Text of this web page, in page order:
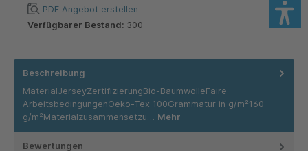
PDF Angebot erstellen
Verfügbarer Bestand: 300
Beschreibung
MaterialJerseyZertifizierungBio-BaumwolleFaire
ArbeitsbedingungenOeko-Tex 100Grammatur in g/m²160
g/m²Materialzusammensetzu… Mehr
Bewertungen